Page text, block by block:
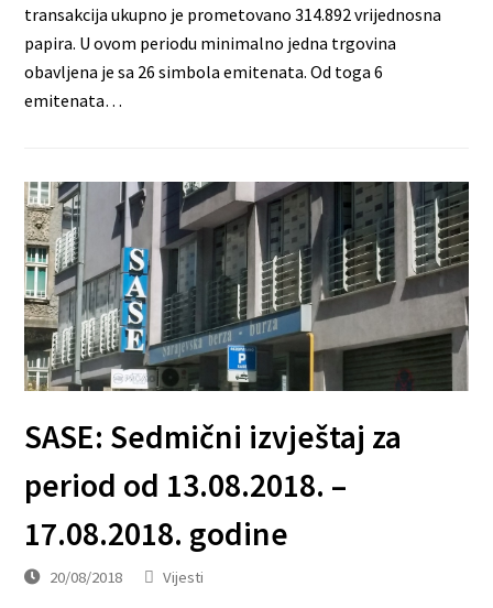
transakcija ukupno je prometovano 314.892 vrijednosna
papira. U ovom periodu minimalno jedna trgovina
obavljena je sa 26 simbola emitenata. Od toga 6
emitenata…
SASE: Sedmični izvještaj za
period od 13.08.2018. –
17.08.2018. godine
20/08/2018 Vijesti